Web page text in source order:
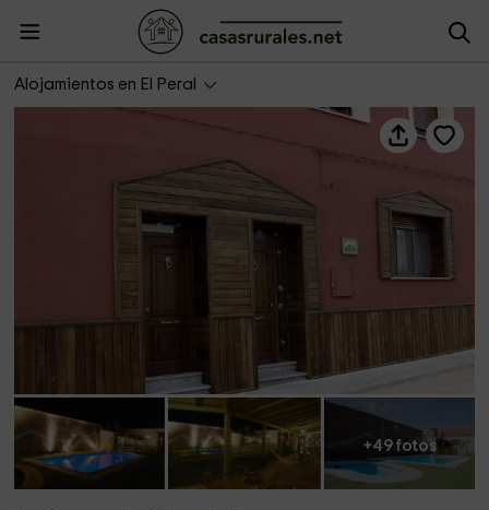
Alojamientos en El Peral
La Cueva de Cirondo 1
+49 fotos